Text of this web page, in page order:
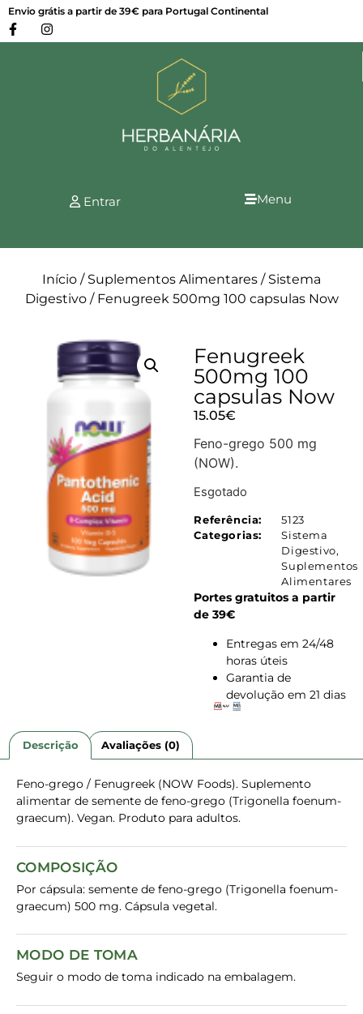
Envio grátis a partir de 39€ para Portugal Continental
Entrar Menu
Início / Suplementos Alimentares / Sistema
Digestivo/ Fenugreek 500mg 100 capsulas Now
Fenugreek
500mg 100
capsulas Now
15.05€
Feno-grego 500 mg
(NOW).
Esgotado
Referência:
5123
Categorias:
Sistema
Digestivo,
Suplementos
Alimentares
Portes gratuitos a partir
de 39€
Entregas em 24/48
horas úteis
Garantia de
devolução em 21 dias
Descrição Avaliações (0)
Feno-grego / Fenugreek (NOW Foods). Suplemento
alimentar de semente de feno-grego (Trigonella foenum-
graecum). Vegan. Produto para adultos.
COMPOSIÇÃO
Por cápsula: semente de feno-grego (Trigonella foenum-
graecum) 500 mg. Cápsula vegetal.
MODO DE TOMA
Seguir o modo de toma indicado na embalagem.